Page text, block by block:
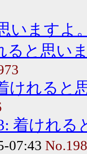
いますよ
ると思い
けれると
着けれる
07:43